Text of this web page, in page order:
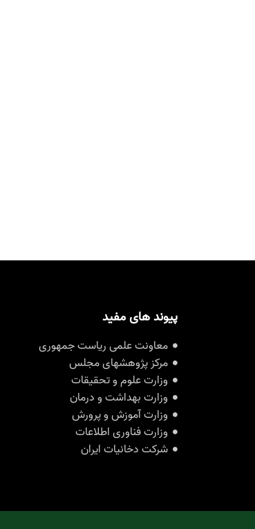
پیوند های مفید
معاونت علمی ریاست جمهوری
مرکز پژوهشهای مجلس
وزارت علوم و تحقیقات
وزارت بهداشت و درمان
وزارت آموزش و پرورش
وزارت فناوری اطلاعات
شرکت دخانیات ایران